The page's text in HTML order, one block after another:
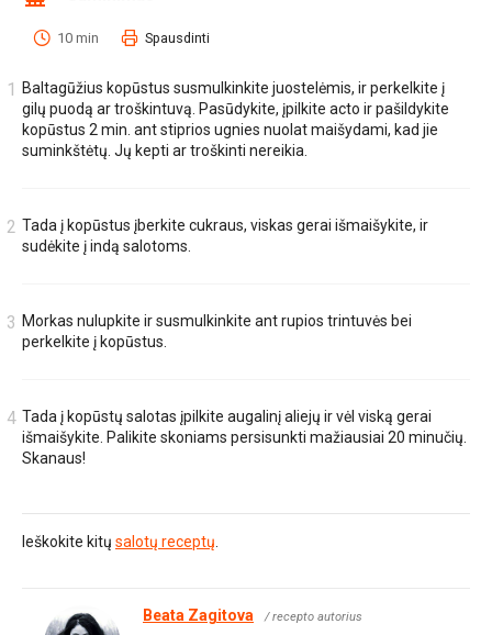
10 min Spausdinti
Baltagūžius kopūstus susmulkinkite juostelėmis, ir perkelkite į
gilų puodą ar troškintuvą. Pasūdykite, įpilkite acto ir pašildykite
kopūstus 2 min. ant stiprios ugnies nuolat maišydami, kad jie
suminkštėtų. Jų kepti ar troškinti nereikia.
Tada į kopūstus įberkite cukraus, viskas gerai išmaišykite, ir
sudėkite į indą salotoms.
Morkas nulupkite ir susmulkinkite ant rupios trintuvės bei
perkelkite į kopūstus.
Tada į kopūstų salotas įpilkite augalinį aliejų ir vėl viską gerai
išmaišykite. Palikite skoniams persisunkti mažiausiai 20 minučių.
Skanaus!
Ieškokite kitų salotų receptų
Beata Zagitova / recepto autorius